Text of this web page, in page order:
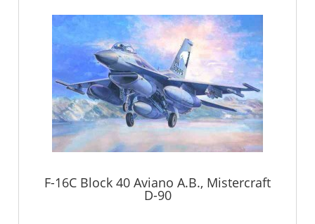
F-16C Block 40 Aviano A.B., Mistercraft
D-90